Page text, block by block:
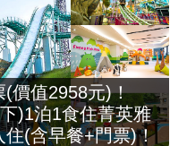
價值2958元)！
)1泊1食住菁英雅
(含早餐+門票)！